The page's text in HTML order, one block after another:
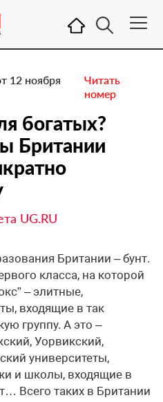
12 ноября
Читать
номер
богатых?
Британии
UG.RU
Британии – бунт.
класса, на которой
– элитные,
входящие в так
группу. А это –
Уорвикский,
университеты,
и школы, входящие в
Всего таких в Британии